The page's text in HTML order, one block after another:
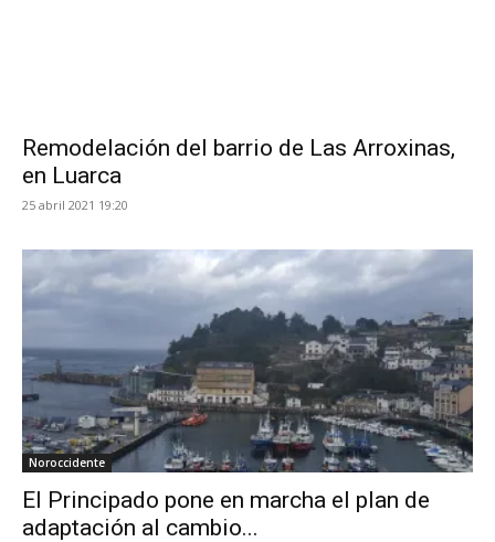
Remodelación del barrio de Las Arroxinas,
en Luarca
25 abril 2021 19:20
Noroccidente
El Principado pone en marcha el plan de
adaptación al cambio...